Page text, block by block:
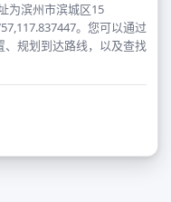
为滨州市滨城区15
。您可以通过
规划到达路线，以及查找